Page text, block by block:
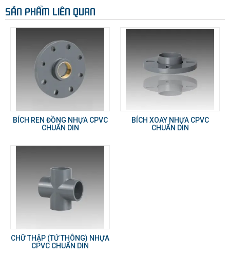
De250
3 5054.7
DN250
3 6497.4 41 41
52.5
SẢN PHẨM LIÊN QUAN
BÍCH REN ĐỒNG NHỰA CPVC
CHUẨN DIN
BÍCH XOAY NHỰA CPVC
CHUẨN DIN
CHỮ THẬP (TỨ THÔNG) NHỰA
CPVC CHUẨN DIN